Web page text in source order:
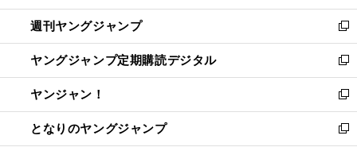
開
く
ウ
で
開
く
ン
ド
ウ
で
開
く
ウ
ィ
ン
ド
ウ
で
開
く
週刊ヤングジャンプ
新
し
い
ウ
ィ
ン
ド
ヤングジャンプ定期購読デジタル
新
し
い
ウ
ィ
ヤンジャン！
新
し
い
となりのヤングジャンプ
新